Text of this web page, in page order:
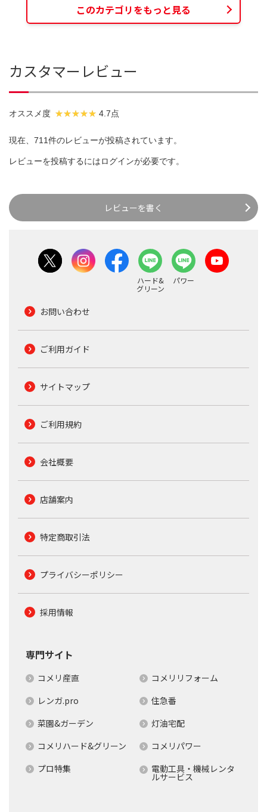
このカテゴリをもっと見る
カスタマーレビュー
オススメ度 4.7点
現在、711件のレビューが投稿されています。
レビューを投稿するにはログインが必要です。
レビューを書く
ハード&
グリーン
パワー
お問い合わせ
ご利用ガイド
サイトマップ
ご利用規約
会社概要
店舗案内
特定商取引法
プライバシーポリシー
採用情報
専門サイト
コメリ産直
コメリリフォーム
レンガ.pro
住急番
菜園&ガーデン
灯油宅配
コメリハード&グリーン
コメリパワー
プロ特集
電動工具・機械レンタ
ルサービス